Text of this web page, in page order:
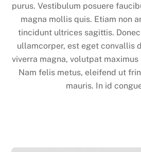
purus. Vestibulum posuere
magna mollis quis. Etiam non
tincidunt ultrices sagittis.
ullamcorper, est eget convallis
viverra magna, volutpat maximus
Nam felis metus, eleifend ut
mauris. In id